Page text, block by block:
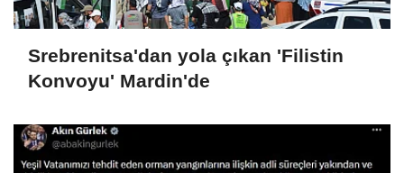
Srebrenitsa'dan yola çıkan 'Filistin
Konvoyu' Mardin'de